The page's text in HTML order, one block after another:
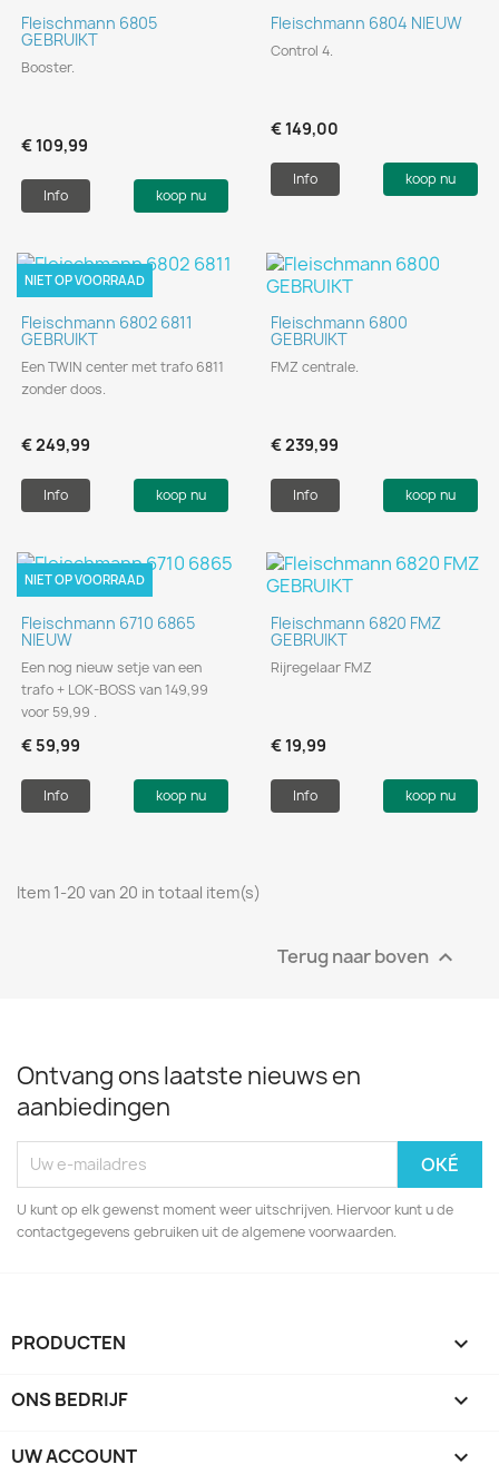
Fleischmann 6805
GEBRUIKT
Booster.
€ 109,99
Info koop nu
Fleischmann 6804 NIEUW
Control 4.
€ 149,00
Info koop nu
Fleischmann 6802 6811
GEBRUIKT
Een TWIN center met trafo 6811
zonder doos.
€ 249,99
Info koop nu
NIET OP VOORRAAD
Fleischmann 6800
GEBRUIKT
FMZ centrale.
€ 239,99
Info koop nu
Fleischmann 6710 6865
NIEUW
Een nog nieuw setje van een
trafo + LOK-BOSS van 149,99
voor 59,99 .
€ 59,99
Info koop nu
NIET OP VOORRAAD
Fleischmann 6820 FMZ
GEBRUIKT
Rijregelaar FMZ
€ 19,99
Info koop nu
Item 1-20 van 20 in totaal item(s)
Terug naar boven 
Ontvang ons laatste nieuws en
aanbiedingen
U kunt op elk gewenst moment weer uitschrijven. Hiervoor kunt u de
contactgegevens gebruiken uit de algemene voorwaarden.
PRODUCTEN 
ONS BEDRIJF 
UW ACCOUNT 